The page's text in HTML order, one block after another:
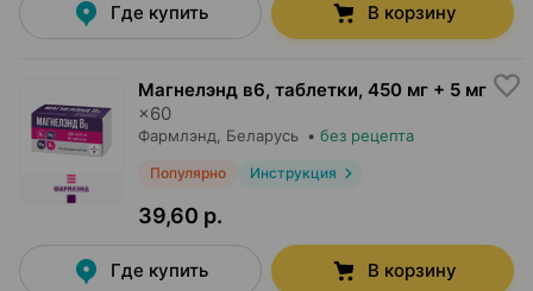
Где купить В корзину
Магнелэнд в6, таблетки, 450 мг + 5 мг
×60
Фармлэнд , Беларусь • без рецепта
Популярно Инструкция
39,60 р.
Где купить В корзину